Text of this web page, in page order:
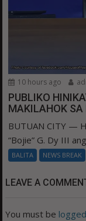
10 hours ago
PUBLIKO
MAKILAHOK SA
BUTUAN CITY —
“Bojie” G. Dy III
BALITA NEWS BREAK
LEAVE A
You must be